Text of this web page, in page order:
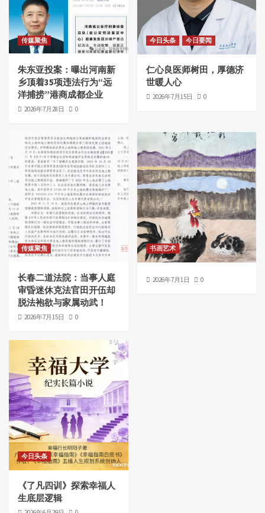
传媒聚焦
朱东亚投案：曝出河南新
乡顶着35项违法行为“远
洋捕捞”港商成都企业
2026年7月28日 0
今日头条 今日要闻
仁心良医师树田，厚德济
世暖人心
2026年7月15日 0
传媒聚焦
长春二道法院：当事人庭
审昏迷休克法官田开伍却
脱法袍欲与家属动武！
2026年7月15日 0
书画艺术
2026年7月1日 0
今日头条
《了凡四训》探索幸福人
生底层逻辑